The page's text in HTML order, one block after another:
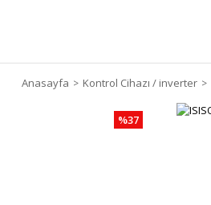
Anasayfa Kontrol Cihazı / inverter
%37